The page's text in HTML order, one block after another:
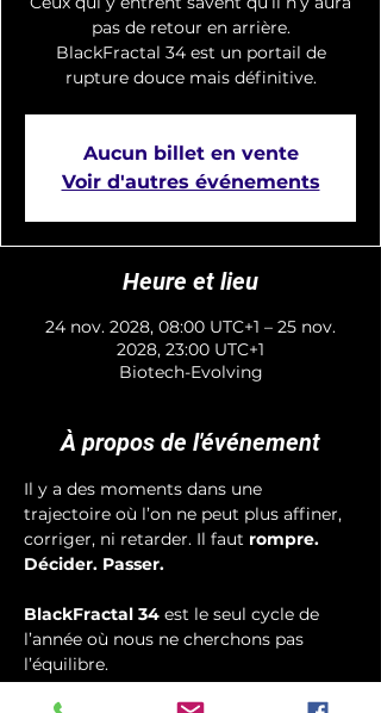
pas de retour en arrière.
BlackFractal 34 est un portail de
rupture douce mais définitive.
Aucun billet en vente
Voir d'autres événements
Heure et lieu
24 nov. 2028, 08:00 UTC+1 – 25 nov.
2028, 23:00 UTC+1
Biotech-Evolving
À propos de l'événement
Il y a des moments dans une
trajectoire où l’on ne peut plus affiner,
corriger, ni retarder. Il faut rompre.
Décider. Passer.
BlackFractal 34 est le seul cycle de
l’année où nous ne cherchons pas
l’équilibre.
Nous cherchons la vérité fractale nue,